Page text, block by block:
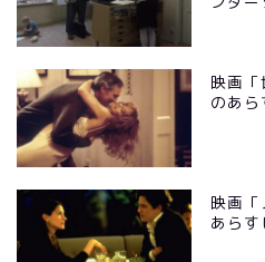
映画「
のあら
映画
あらす